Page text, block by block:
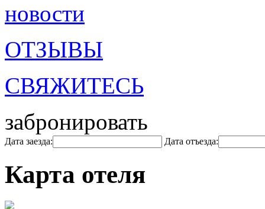
новости
ОТЗЫВЫ
СВЯЖИТЕСЬ
забронировать
Дата заезда: Дата отъезда:
Карта отеля